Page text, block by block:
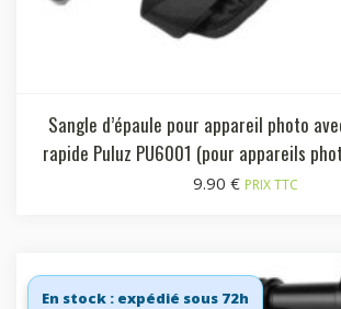
Sangle d’épaule pour appareil photo
rapide Puluz PU6001 (pour appareils
9.90 € PRIX TTC
En stock : expédié sous 72h